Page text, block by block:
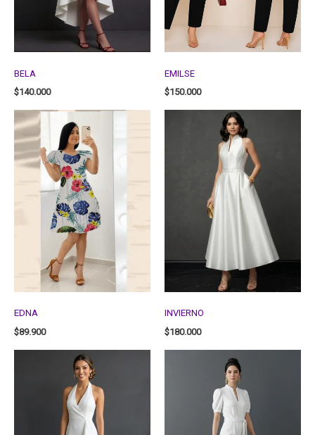
BELA
$140.000
EMILSE
$150.000
EDNA
$89.900
INVIERNO
$180.000